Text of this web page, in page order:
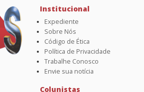
Institucional
Expediente
Sobre Nós
Código de Ética
Política de Privacidade
Trabalhe Conosco
Envie sua notícia
Colunistas